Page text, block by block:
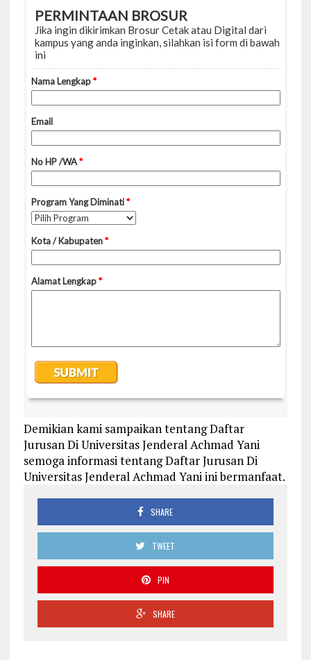
Demikian kami sampaikan tentang Daftar
Jurusan Di Universitas Jenderal Achmad Yani
semoga informasi tentang Daftar Jurusan Di
Universitas Jenderal Achmad Yani ini bermanfaat.
SHARE
TWEET
PIN
SHARE